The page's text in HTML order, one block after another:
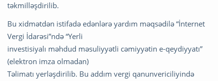
təkmilləşdirilib.
Bu xidmətdən istifadə edənlərə yardım məqsədilə “İnternet
Vergi İdarəsi”ndə “Yerli
investisiyalı məhdud məsuliyyətli cəmiyyətin e-qeydiyyatı”
(elektron imza olmadan)
Təlimatı yerləşdirilib. Bu addım vergi qanunvericiliyində